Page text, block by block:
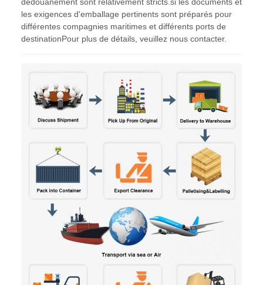
les exigences d'emballage pertinents sont préparés pour
différentes compagnies maritimes et différents ports de
destinationPour plus de détails, veuillez nous contacter.